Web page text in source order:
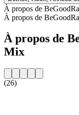
À propos de
À propos de
À propos de
Mix
(26)